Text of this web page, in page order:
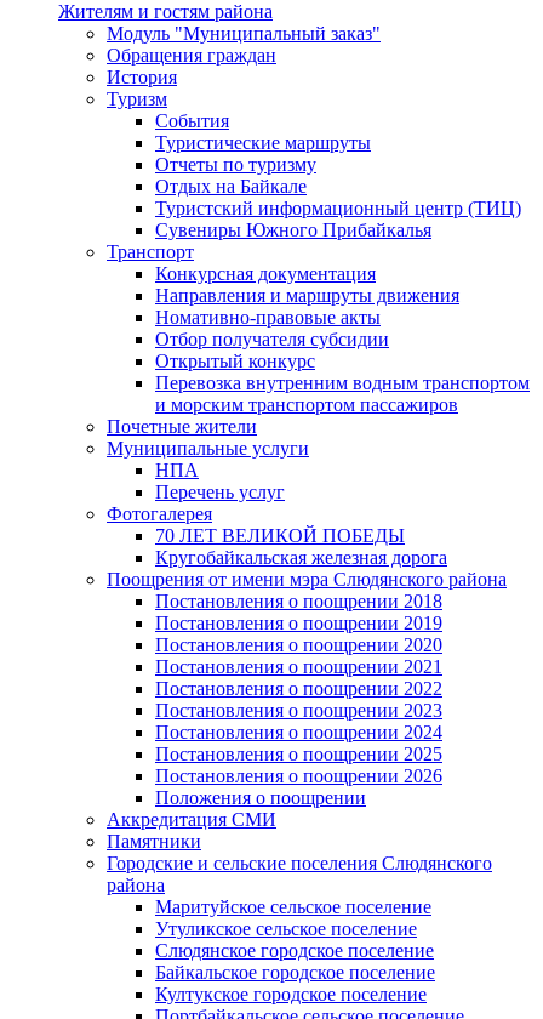
Жителям и гостям района
Модуль "Муниципальный заказ"
Обращения граждан
История
Туризм
События
Туристические маршруты
Отчеты по туризму
Отдых на Байкале
Туристский информационный центр (ТИЦ)
Сувениры Южного Прибайкалья
Транспорт
Конкурсная документация
Направления и маршруты движения
Номативно-правовые акты
Отбор получателя субсидии
Открытый конкурс
Перевозка внутренним водным транспортом
и морским транспортом пассажиров
Почетные жители
Муниципальные услуги
НПА
Перечень услуг
Фотогалерея
70 ЛЕТ ВЕЛИКОЙ ПОБЕДЫ
Кругобайкальская железная дорога
Поощрения от имени мэра Слюдянского района
Постановления о поощрении 2018
Постановления о поощрении 2019
Постановления о поощрении 2020
Постановления о поощрении 2021
Постановления о поощрении 2022
Постановления о поощрении 2023
Постановления о поощрении 2024
Постановления о поощрении 2025
Постановления о поощрении 2026
Положения о поощрении
Аккредитация СМИ
Памятники
Городские и сельские поселения Слюдянского
района
Маритуйское сельское поселение
Утуликское сельское поселение
Слюдянское городское поселение
Байкальское городское поселение
Култукское городское поселение